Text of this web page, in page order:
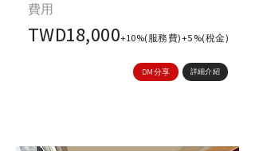
​費用
TWD18,000+10%(服務費)+5%(稅金)
DM分享 詳細介紹